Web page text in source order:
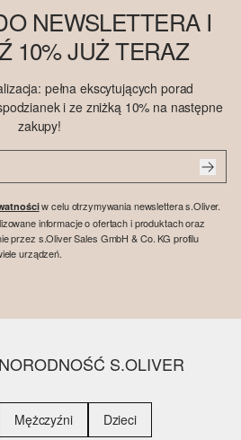
NEWSLETTERA I
10% JUŻ TERAZ
pełna ekscytujących porad
i ze zniżką 10% na następne
zakupy!
w celu otrzymywania newslettera s.Oliver.
informacje o ofertach i produktach oraz
przez s.Oliver Sales GmbH & Co. KG profilu
urządzeń.
S.OLIVER
Mężczyźni Dzieci